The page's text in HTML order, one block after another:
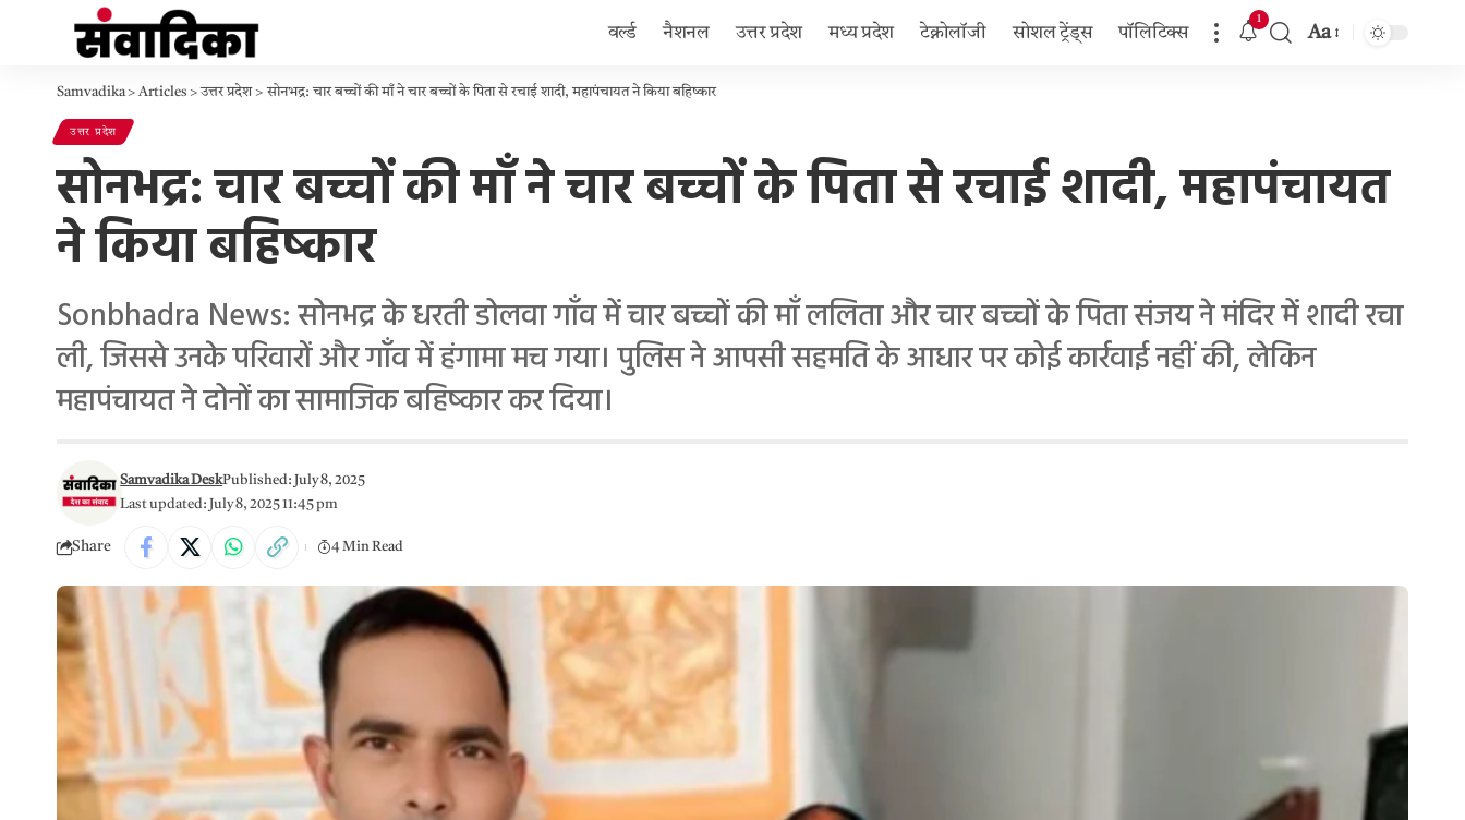
वर्ल्ड नैशनल उत्तर प्रदेश मध्य प्रदेश टेक्नोलॉजी सोशल ट्रेंड्स पॉलिटिक्स
1
Aa
Samvadika>Articles >उत्तर प्रदेश>सोनभद्र: चार बच्चों की माँ ने चार बच्चों के पिता से रचाई शादी, महापंचायत ने किया बहिष्कार
उत्तर प्रदेश
सोनभद्र: चार बच्चों की माँ ने चार बच्चों के पिता से रचाई शादी, महापंचायत
ने किया बहिष्कार
Sonbhadra News: सोनभद्र के धरती डोलवा गाँव में चार बच्चों की माँ ललिता और चार बच्चों के पिता संजय ने मंदिर में शादी रचा
ली, जिससे उनके परिवारों और गाँव में हंगामा मच गया। पुलिस ने आपसी सहमति के आधार पर कोई कार्रवाई नहीं की, लेकिन
महापंचायत ने दोनों का सामाजिक बहिष्कार कर दिया।
Last updated: July 8, 2025 11:45 pm
Samvadika DeskPublished: July 8, 2025
Share 4 Min Read